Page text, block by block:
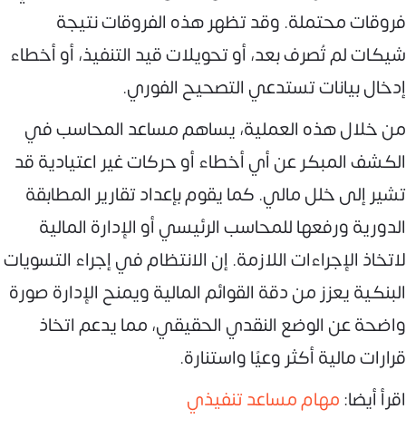
فروقات محتملة. وقد تظهر هذه الفروقات نتيجة
شيكات لم تُصرف بعد، أو تحويلات قيد التنفيذ، أو أخطاء
إدخال بيانات تستدعي التصحيح الفوري.
من خلال هذه العملية، يساهم مساعد المحاسب في
الكشف المبكر عن أي أخطاء أو حركات غير اعتيادية قد
تشير إلى خلل مالي. كما يقوم بإعداد تقارير المطابقة
الدورية ورفعها للمحاسب الرئيسي أو الإدارة المالية
لاتخاذ الإجراءات اللازمة. إن الانتظام في إجراء التسويات
البنكية يعزز من دقة القوائم المالية ويمنح الإدارة صورة
واضحة عن الوضع النقدي الحقيقي، مما يدعم اتخاذ
قرارات مالية أكثر وعيًا واستنارة.
اقرأ أيضا:مهام مساعد تنفيذي